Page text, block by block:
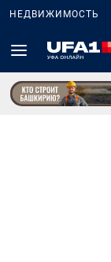
НЕДВИЖИМОСТЬ